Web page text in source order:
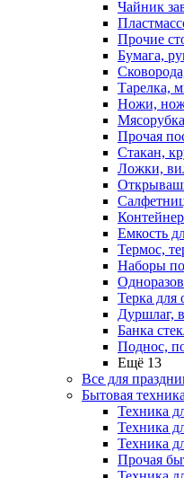
Чайник
Прочие
Бумага,
Тарелка,
Ножи,
Прочая
Стакан,
Ложки,
Емкость
Термос,
Наборы
Терка для
Дуршлаг,
Банка
Поднос,
Ещё 13
Все для
Бытовая техника
Техника
Техника
Техника
Прочая